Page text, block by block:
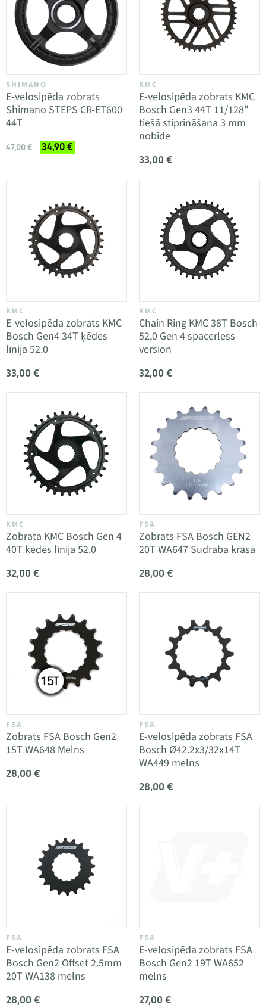
SHIMANO
E-velosipēda zobrats
Shimano STEPS CR-ET600
44T
47,00 € 34,90 €
KMC
E-velosipēda zobrats KMC
Bosch Gen3 44T 11/128"
tiešā stiprināšana 3 mm
nobīde
33,00 €
KMC
E-velosipēda zobrats KMC
Bosch Gen4 34T ķēdes
līnija 52.0
33,00 €
KMC
Chain Ring KMC 38T Bosch
52,0 Gen 4 spacerless
version
32,00 €
KMC
Zobrata KMC Bosch Gen 4
40T ķēdes līnija 52.0
32,00 €
FSA
Zobrats FSA Bosch GEN2
20T WA647 Sudraba krāsā
28,00 €
FSA
Zobrats FSA Bosch Gen2
15T WA648 Melns
28,00 €
FSA
E-velosipēda zobrats FSA
Bosch Ø42.2x3/32x14T
WA449 melns
28,00 €
FSA
E-velosipēda zobrats FSA
Bosch Gen2 Offset 2.5mm
20T WA138 melns
28,00 €
FSA
E-velosipēda zobrats FSA
Bosch Gen2 19T WA652
melns
27,00 €